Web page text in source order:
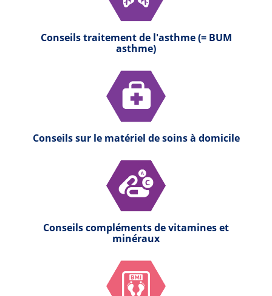
Conseils traitement de l'asthme (= BUM
asthme)
Conseils sur le matériel de soins à domicile
Conseils compléments de vitamines et
minéraux